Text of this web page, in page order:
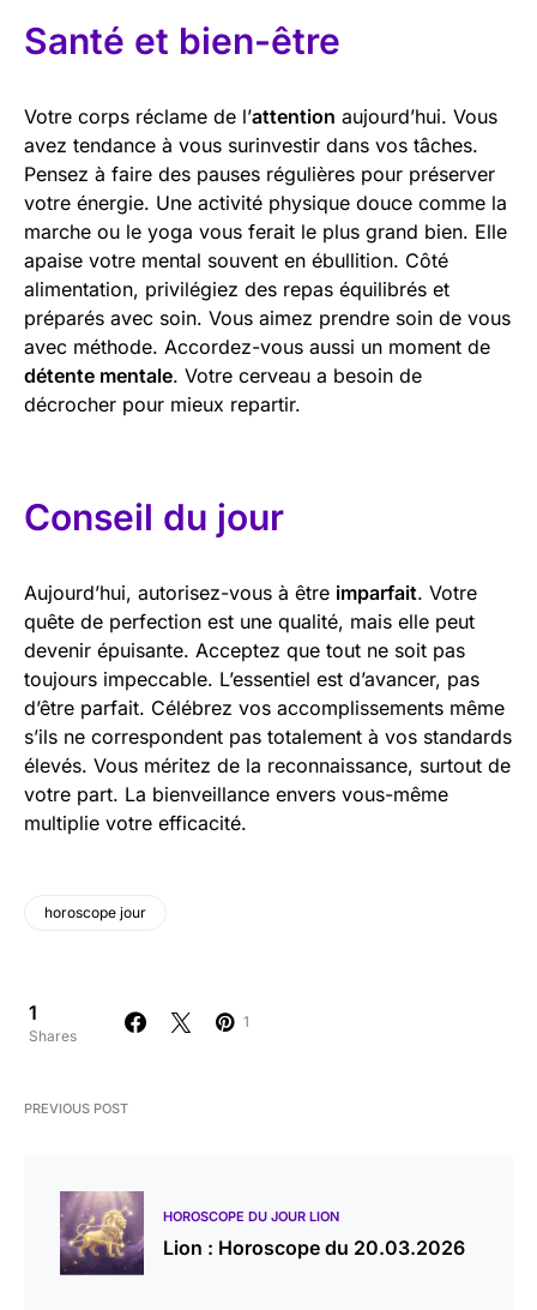
Santé et bien-être
Votre corps réclame de l’attention aujourd’hui. Vous
avez tendance à vous surinvestir dans vos tâches.
Pensez à faire des pauses régulières pour préserver
votre énergie. Une activité physique douce comme la
marche ou le yoga vous ferait le plus grand bien. Elle
apaise votre mental souvent en ébullition. Côté
alimentation, privilégiez des repas équilibrés et
préparés avec soin. Vous aimez prendre soin de vous
avec méthode. Accordez-vous aussi un moment de
détente mentale. Votre cerveau a besoin de
décrocher pour mieux repartir.
Conseil du jour
Aujourd’hui, autorisez-vous à être imparfait. Votre
quête de perfection est une qualité, mais elle peut
devenir épuisante. Acceptez que tout ne soit pas
toujours impeccable. L’essentiel est d’avancer, pas
d’être parfait. Célébrez vos accomplissements même
s’ils ne correspondent pas totalement à vos standards
élevés. Vous méritez de la reconnaissance, surtout de
votre part. La bienveillance envers vous-même
multiplie votre efficacité.
horoscope jour
1
Shares
1
PREVIOUS POST
HOROSCOPE DU JOUR LION
Lion : Horoscope du 20.03.2026